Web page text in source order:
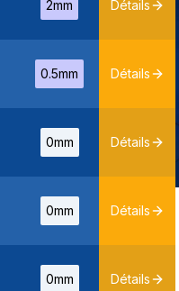
2mm Détails
0.5mm Détails
0mm Détails
0mm Détails
0mm Détails